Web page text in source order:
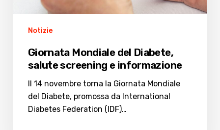
Notizie
Giornata Mondiale del Diabete,
salute screening e informazione
Il 14 novembre torna la Giornata Mondiale
del Diabete, promossa da International
Diabetes Federation (IDF)…